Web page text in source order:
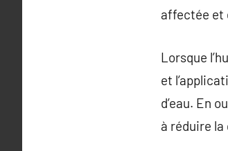
affectée et
Lorsque
et
d’eau. En
à réduire la